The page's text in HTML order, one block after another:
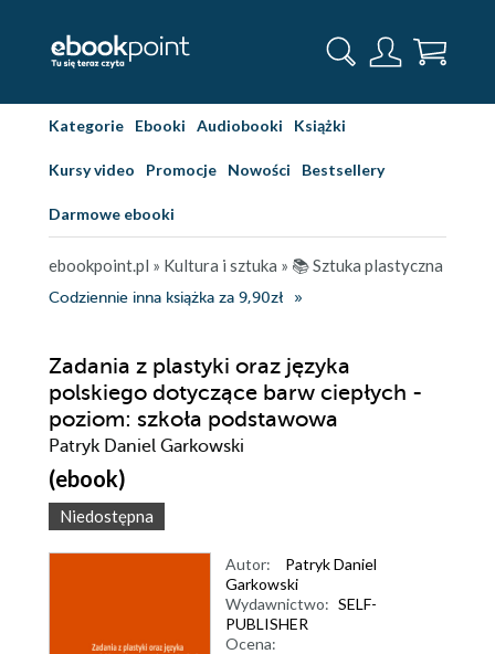
Kategorie Ebooki Audiobooki Książki
Kursy video Promocje Nowości Bestsellery
Darmowe ebooki
ebookpoint.pl » Kultura i sztuka » 📚 Sztuka plastyczna
Codziennie inna książka za 9,90zł
Zadania z plastyki oraz języka
polskiego dotyczące barw ciepłych -
poziom: szkoła podstawowa
Patryk Daniel Garkowski
(ebook)
Niedostępna
Autor:
Patryk Daniel
Garkowski
Wydawnictwo: SELF-
PUBLISHER
Ocena: